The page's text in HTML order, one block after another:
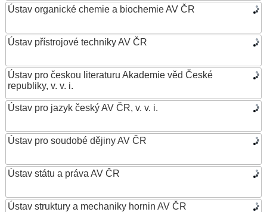
Ústav organické chemie a biochemie AV ČR
Ústav přístrojové techniky AV ČR
Ústav pro českou literaturu Akademie věd České
republiky, v. v. i.
Ústav pro jazyk český AV ČR, v. v. i.
Ústav pro soudobé dějiny AV ČR
Ústav státu a práva AV ČR
Ústav struktury a mechaniky hornin AV ČR